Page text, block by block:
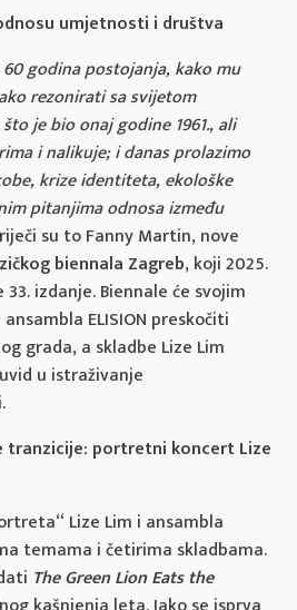
umjetnosti i društva
godina postojanja, kako mu
rezonirati sa svijetom
je bio onaj godine 1961., ali
i nalikuje; i danas prolazimo
krize identiteta, ekološke
pitanjima odnosa između
su to Fanny Martin, nove
biennala Zagreb, koji 2025.
izdanje. Biennale će svojim
ELISION preskočiti
grada, a skladbe Lize Lim
u istraživanje
tranzicije: portretni koncert Lize
Lize Lim i ansambla
temama i četirima skladbama.
The Green Lion Eats the